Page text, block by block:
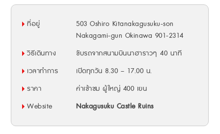
ที่อยู่
503 Oshiro Kitanakagusuku-son
Nakagami-gun Okinawa 901-2314
วิธีเดินทาง
ขับรถจากสนามบินนาฮาราวๆ 40 นาที
เวลาทำการ
เปิดทุกวัน 8.30 – 17.00 น.
ราคา
ค่าเข้าชม ผู้ใหญ่ 400 เยน
Website
Nakagusuku Castle Ruins